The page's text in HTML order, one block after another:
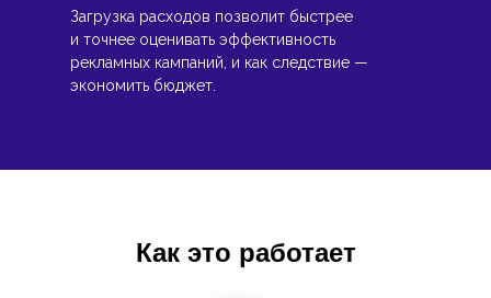
Загрузка расходов позволит быстрее
и точнее оценивать эффективность
рекламных кампаний, и как следствие —
экономить бюджет.
Как это работает